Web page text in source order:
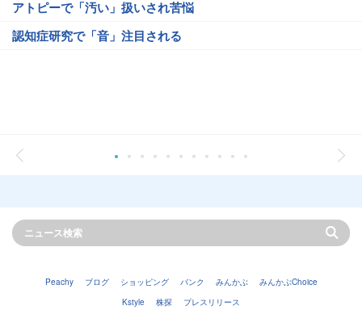
アトピーで「汚い」扱いされ苦悩
認知症研究で「音」注目される
Peachy ブログ ショッピング バンク みんかぶ
みんかぶChoice
Kstyle
株探 プレスリリース